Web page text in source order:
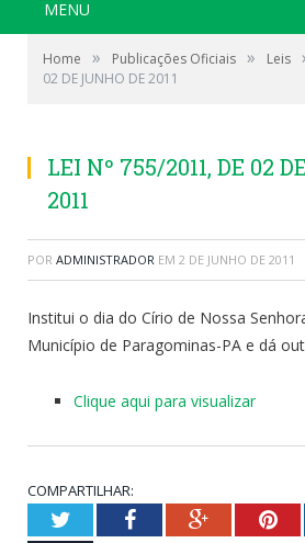
MENU
Home » Publicações Oficiais » Leis
02 DE JUNHO DE 2011
LEI Nº 755/2011, DE 02
2011
POR ADMINISTRADOR EM 2 DE JUNHO DE 2011
Institui o dia do Círio de Nossa
Município de Paragominas-PA e dá
Clique aqui para visualizar
COMPARTILHAR:
TwitterFacebookGoogle+